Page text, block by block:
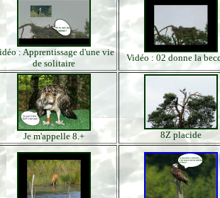
: Apprentissage d'une vie
de solitaire
Vidéo : 02 donne la
Je m'appelle 8.+ 8Z placide